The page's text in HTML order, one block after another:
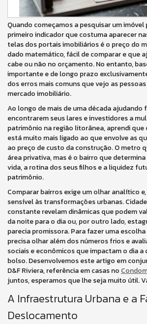
Quando começamos a pesquisar um imóvel
primeiro indicador que costuma aparecer
telas dos portais imobiliários é o preço do
dado matemático, fácil de comparar e que
cabe ou não no orçamento. No entanto,
importante e de longo prazo
dos erros mais comuns que vejo as
mercado imobiliário.
Ao longo de mais de uma década ajudando
encontrarem seus lares e investidores a
patrimônio na região litorânea, aprendi que
está muito mais ligado ao que envolve as
ao preço de custo da construção. O metro
área privativa, mas é o bairro que
vida, a rotina dos seus filhos e a liquidez
patrimônio.
Comparar bairros exige um olhar analítico
sensível às transformações urbanas.
constante revelam dinâmicas que podem
da noite para o dia ou, por outro lado,
parecia promissora. Para fazer uma
precisa olhar além dos números frios e
sociais e econômicos que impactam o dia a
bolso. Desenvolvemos este artigo em
D&F Riviera, referência em casas no
juntos, esperamos que lhe seja muito útil.
A Infraestrutura Urbana e a
Deslocamento